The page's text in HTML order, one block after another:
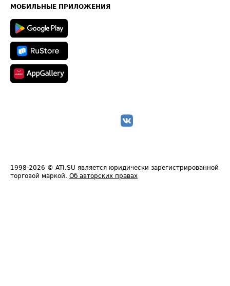
Техническая информация
МОБИЛЬНЫЕ ПРИЛОЖЕНИЯ
1998-2026 © ATI.SU является юридически зарегистрированной
торговой маркой. Об авторских правах